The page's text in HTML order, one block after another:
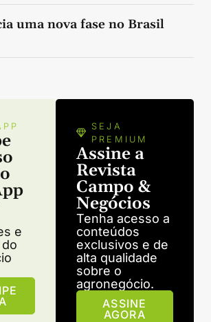
uma nova fase no Brasil
e
SEJA
PREMIUM
Assine a
Revista
Campo &
Negócios
Tenha acesso a
conteúdos
exclusivos e de
alta qualidade
sobre o
agronegócio.
ASSINE
AGORA